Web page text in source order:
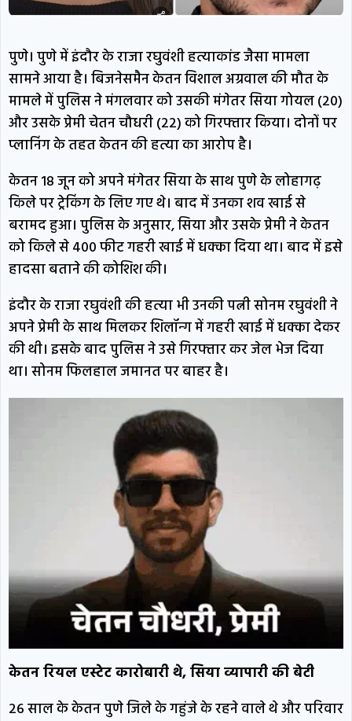
पुणे। पुणे में इंदौर के राजा रघुवंशी हत्याकांड जैसा मामला
सामने आया है। बिजनेसमैन केतन विशाल अग्रवाल की मौत के
मामले में पुलिस ने मंगलवार को उसकी मंगेतर सिया गोयल (20)
और उसके प्रेमी चेतन चौधरी (22) को गिरफ्तार किया। दोनों पर
प्लानिंग के तहत केतन की हत्या का आरोप है।
केतन 18 जून को अपने मंगेतर सिया के साथ पुणे के लोहागढ़
किले पर ट्रेकिंग के लिए गए थे। बाद में उनका शव खाई से
बरामद हुआ। पुलिस के अनुसार, सिया और उसके प्रेमी ने केतन
को किले से 400 फीट गहरी खाई में धक्का दिया था। बाद में इसे
हादसा बताने की कोशिश की।
इंदौर के राजा रघुवंशी की हत्या भी उनकी पत्नी सोनम रघुवंशी ने
अपने प्रेमी के साथ मिलकर शिलॉन्ग में गहरी खाई में धक्का देकर
की थी। इसके बाद पुलिस ने उसे गिरफ्तार कर जेल भेज दिया
था। सोनम फिलहाल जमानत पर बाहर है।
केतन रियल एस्टेट कारोबारी थे, सिया व्यापारी की बेटी
26 साल के केतन पुणे जिले के गहुंजे के रहने वाले थे और परिवार